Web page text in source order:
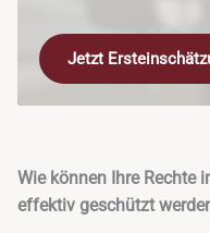
Jetzt
Wie können Ihre Rechte
effektiv geschützt